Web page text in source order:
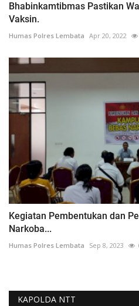
Bhabinkamtibmas Pastikan
Vaksin.
Humas Polres Lembata Apr 20, 2022
Kegiatan Pembentukan dan
Narkoba...
Humas Polres Lembata Sep 8, 2023
KAPOLDA NTT